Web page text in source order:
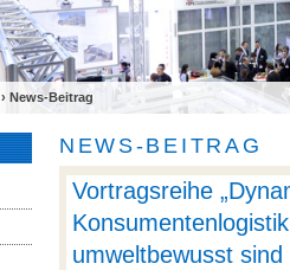
› News-Beitrag
NEWS-BEITRAG
Vortragsreihe
umweltbewusst